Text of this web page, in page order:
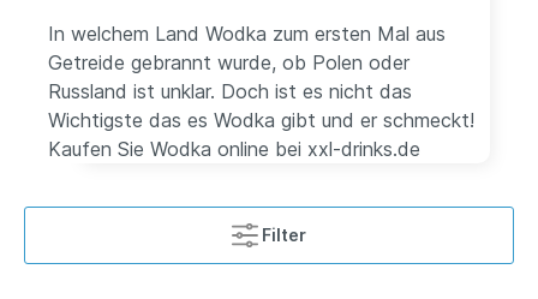
In welchem Land Wodka zum ersten Mal aus
Getreide gebrannt wurde, ob Polen oder
Russland ist unklar. Doch ist es nicht das
Wichtigste das es Wodka gibt und er schmeckt!
Kaufen Sie Wodka online bei xxl-drinks.de
Filter